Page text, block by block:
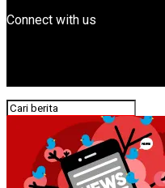
Connect with us